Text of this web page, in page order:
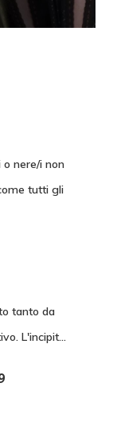
o nere/i non
tutti gli
tanto da
L'incipit…